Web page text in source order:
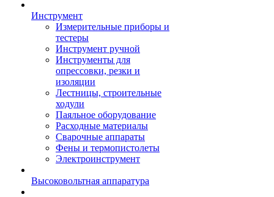
Инструмент
Измерительные приборы и
тестеры
Инструмент ручной
Инструменты для
опрессовки, резки и
изоляции
Лестницы, строительные
ходули
Паяльное оборудование
Расходные материалы
Сварочные аппараты
Фены и термопистолеты
Электроинструмент
Высоковольтная аппаратура